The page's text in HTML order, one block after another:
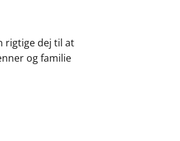
rigtige dej til at
og familie